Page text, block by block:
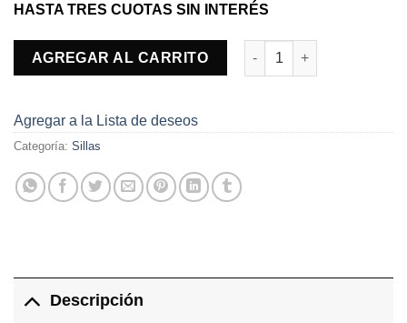
HASTA TRES CUOTAS SIN INTERÉS
AGREGAR AL CARRITO
Sillon Matero Tejido En
Agregar a la Lista de deseos
Categoría: Sillas
Descripción